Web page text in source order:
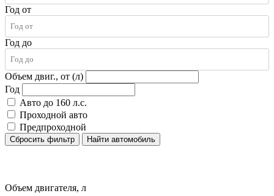
Год от
Год до
Объем двиг., от (л)
Год
Авто до 160 л.с.
Проходной авто
Предпроходной
Сбросить фильтр Найти автомобиль
Объем двигателя, л